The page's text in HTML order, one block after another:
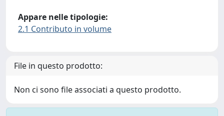
Appare nelle tipologie:
2.1 Contributo in volume
File in questo prodotto:
Non ci sono file associati a questo prodotto.